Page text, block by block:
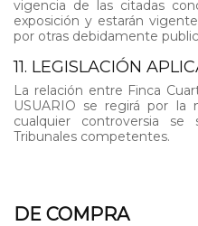
vigencia de las citadas
exposición y estarán
por otras debidamente
11. LEGISLACIÓN
La relación entre Finca
USUARIO se regirá por la
cualquier controversia
Tribunales competentes.
DE COMPRA